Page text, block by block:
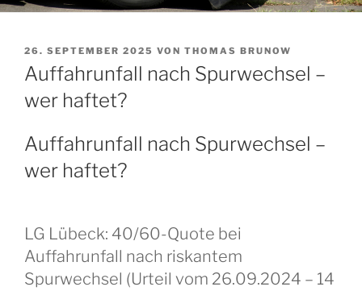
VERÖFFENTLICHT
AM
26. SEPTEMBER 2025 VON THOMAS BRUNOW
Auffahrunfall nach Spurwechsel –
wer haftet?
Auffahrunfall nach Spurwechsel –
wer haftet?
LG Lübeck: 40/60-Quote bei
Auffahrunfall nach riskantem
Spurwechsel (Urteil vom 26.09.2024 – 14